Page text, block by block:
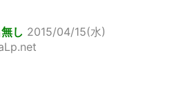
し 2015/04/15(水)